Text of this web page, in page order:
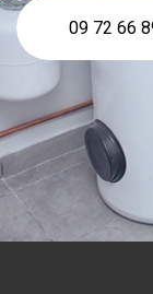
09 72 66